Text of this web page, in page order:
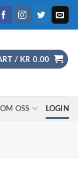
/ KR 0.00
OM OSS LOGIN